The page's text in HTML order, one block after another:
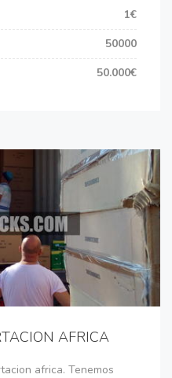
1€
50000
50.000€
AFRICA
africa. Tenemos